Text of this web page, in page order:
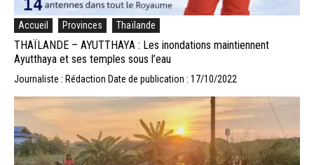
Accueil Provinces Thaïlande
THAÏLANDE – AYUTTHAYA : Les inondations maintiennent
Ayutthaya et ses temples sous l’eau
Journaliste : Rédaction Date de publication : 17/10/2022